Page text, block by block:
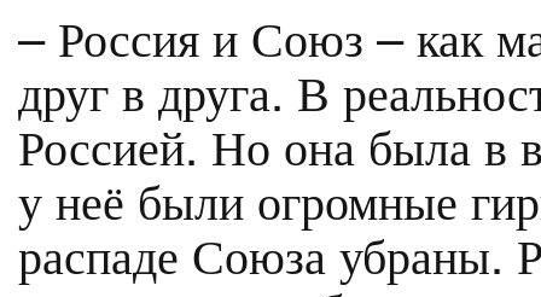
– Россия и Союз – как
друг в друга. В
Россией. Но она была в
у неё были огромные
распаде Союза убраны.